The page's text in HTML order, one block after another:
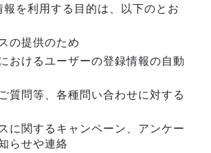
報を利用する目的は、以下のとお
の提供のため
おけるユーザーの登録情報の自動
質問等、各種問い合わせに対する
に関するキャンペーン、アンケー
らせや連絡